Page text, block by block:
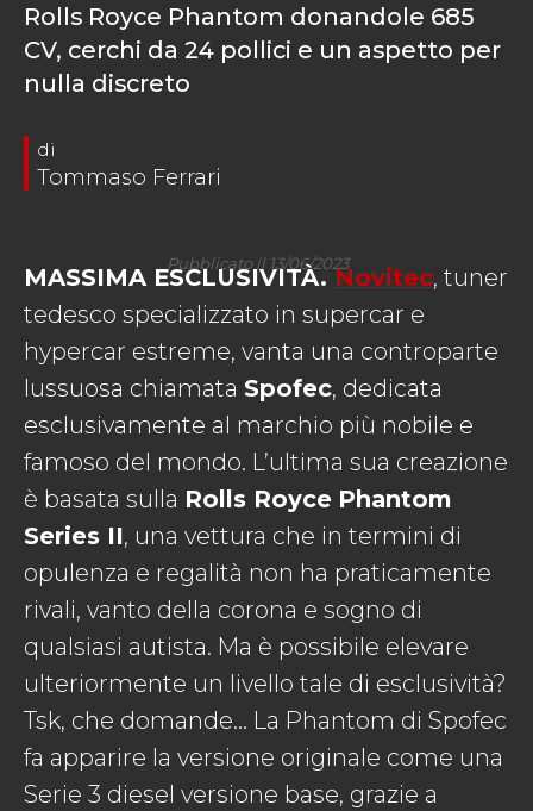
Rolls Royce Phantom donandole 685
CV, cerchi da 24 pollici e un aspetto per
nulla discreto
Tommaso Ferrari
Pubblicato il 13/06/2023
MASSIMA ESCLUSIVITÀ.Novitec, tuner
tedesco specializzato in supercar e
hypercar estreme, vanta una controparte
lussuosa chiamata Spofec, dedicata
esclusivamente al marchio più nobile e
famoso del mondo. L’ultima sua creazione
è basata sulla Rolls Royce Phantom
Series II, una vettura che in termini di
opulenza e regalità non ha praticamente
rivali, vanto della corona e sogno di
qualsiasi autista. Ma è possibile elevare
ulteriormente un livello tale di esclusività?
Tsk, che domande… La Phantom di Spofec
fa apparire la versione originale come una
Serie 3 diesel versione base, grazie a